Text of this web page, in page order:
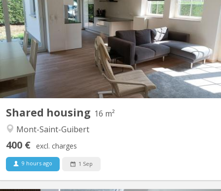
Shared housing 16 m²
Mont-Saint-Guibert
400 € excl. charges
9 hours ago 1 Sep
2 chambres à louer dans villa lumineuse et moderne, proche de
Louvain-la-Neuve (7 km) et de l'Axis Parc ( 4 km). Bus 34 pour
Louvain-la-Neuve à 30 mètres ; parking extérieur : 480€ par mois,
charges comprises. Pour non-fumeur ou fumeur uniquement en
extérieur. Les autres chambres sont occupées par...